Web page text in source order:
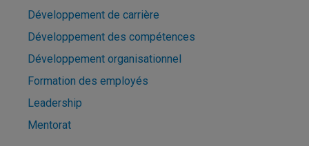
Développement de carrière
Développement des compétences
Développement organisationnel
Formation des employés
Leadership
Mentorat